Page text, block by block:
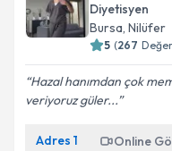
Diyetisyen
Bursa, Nilüfer
5 (267
Hazal hanımdan çok
veriyoruz güler...
Adres 1 Online